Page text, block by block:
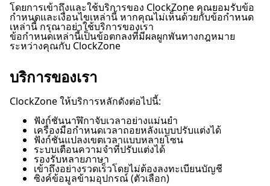
โดยการเข้าถึงและใช้บริการของ ClockZone คุณยอมรับข้อ
กำหนดและเงื่อนไขเหล่านี้ หากคุณไม่เห็นด้วยกับข้อกำหนด
เหล่านี้ กรุณาอย่าใช้บริการของเรา
ข้อกำหนดเหล่านี้เป็นข้อตกลงที่มีผลผูกพันทางกฎหมาย
ระหว่างคุณกับ ClockZone
บริการของเรา
ClockZone ให้บริการหลักดังต่อไปนี้:
ฟังก์ชันนาฬิกาจับเวลาอย่างแม่นยำ
เครื่องมือกำหนดเวลาถอยหลังแบบปรับแต่งได้
ฟังก์ชันแปลงเขตเวลาแบบหลายโซน
ระบบเตือนความจำที่ปรับแต่งได้
รองรับหลายภาษา
เข้าถึงอย่างรวดเร็วโดยไม่ต้องลงทะเบียนบัญชี
ซิงค์ข้อมูลข้ามอุปกรณ์ (ตัวเลือก)